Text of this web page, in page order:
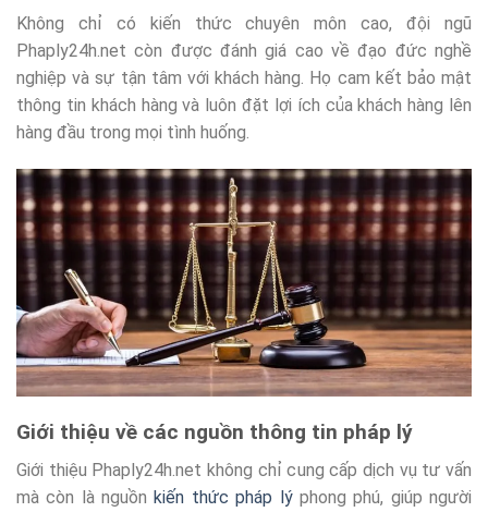
Không chỉ có kiến thức chuyên môn cao, đội ngũ
Phaply24h.net còn được đánh giá cao về đạo đức nghề
nghiệp và sự tận tâm với khách hàng. Họ cam kết bảo mật
thông tin khách hàng và luôn đặt lợi ích của khách hàng lên
hàng đầu trong mọi tình huống.
Giới thiệu về các nguồn thông tin pháp lý
Giới thiệu Phaply24h.net không chỉ cung cấp dịch vụ tư vấn
mà còn là nguồnkiến thức pháp lýphong phú, giúp người